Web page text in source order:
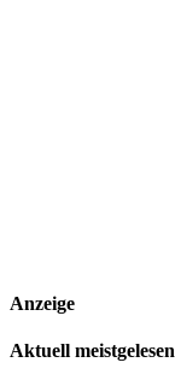
Anzeige
Aktuell meistgelesen